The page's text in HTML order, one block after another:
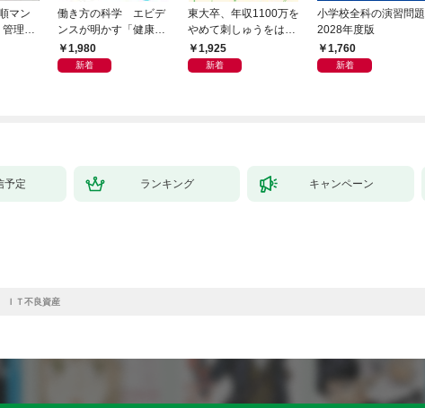
マン
理業
スト
働き方の科学 エビデ
ンスが明かす「健康」
も「生産性」も手に入
れる方法
1,980
新着
東大卒、年収1100万を
やめて刺しゅうをはじ
めたワケ 冷めたまま働
きつづける前に
1,925
新着
小学校全科の演習問題
2028年度版
1,760
新着
予定 ランキング キャンペーン
ＩＴ不良資産